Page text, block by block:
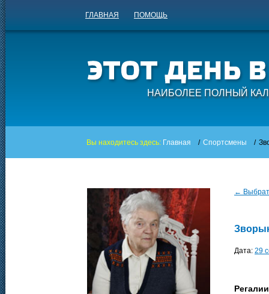
ГЛАВНАЯ ПОМОЩЬ
НАИБОЛЕЕ ПОЛНЫЙ
Вы находитесь здесь: Главная / Спортсмены /
←
Дата: 29